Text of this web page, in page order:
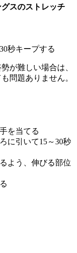
スのストレッチ
秒キープする
が難しい場合は、
問題ありません。
を当てる
に引いて15～30秒
よう、伸びる部位